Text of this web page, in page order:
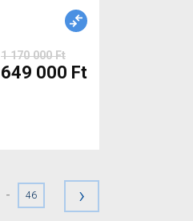
1 170 000 Ft
649 000 Ft
- 46 ›